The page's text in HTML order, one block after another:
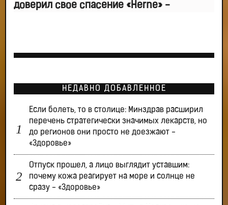
доверил свое спасение «Herne» -
НЕДАВНО ДОБАВЛЕННОЕ
Если болеть, то в столице: Минздрав расширил
перечень стратегически значимых лекарств, но
до регионов они просто не доезжают -
«Здоровье»
Отпуск прошел, а лицо выглядит уставшим:
почему кожа реагирует на море и солнце не
сразу - «Здоровье»